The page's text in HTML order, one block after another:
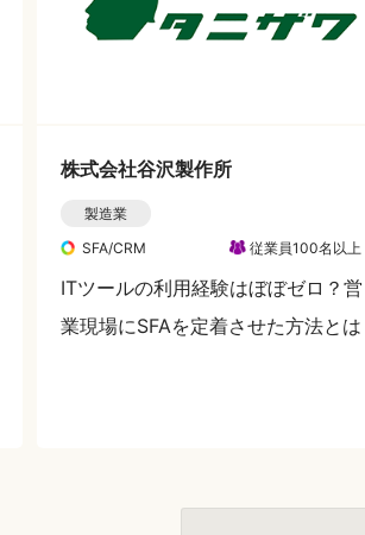
株式会社谷沢製作所
製造業
SFA/CRM
従業員100名以上
ITツールの利用経験はぼぼゼロ？営
業現場にSFAを定着させた方法とは